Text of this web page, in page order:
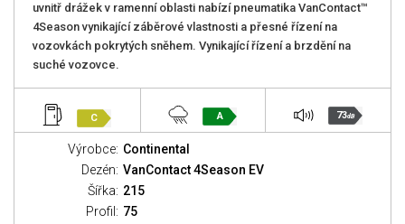
uvnitř drážek v ramenní oblasti nabízí pneumatika VanContact™
4Season vynikající záběrové vlastnosti a přesné řízení na
vozovkách pokrytých sněhem. Vynikající řízení a brzdění na
suché vozovce.
C A 73dB
Výrobce: Continental
Dezén: VanContact 4Season EV
Šířka: 215
Profil: 75